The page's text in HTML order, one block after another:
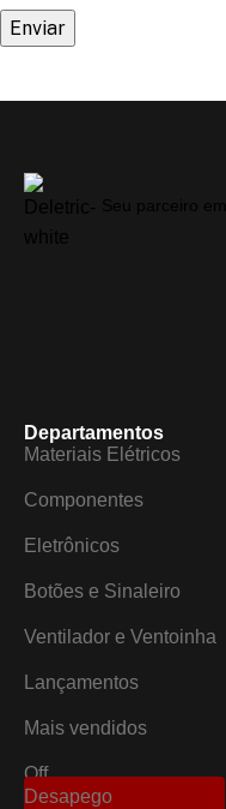
Departamentos
Materiais Elétricos
Componentes
Eletrônicos
Botões e Sinaleiro
Ventilador e Ventoinha
Lançamentos
Mais vendidos
Off
Desapego